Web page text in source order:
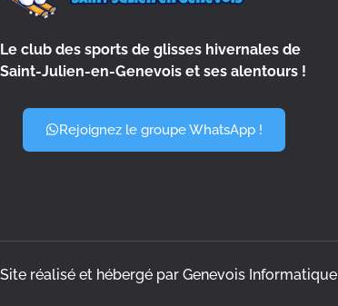
Le club des sports de glisses hivernales de
Saint-Julien-en-Genevois et ses alentours !
Rejoignez le groupe WhatsApp !
Site réalisé et hébergé par Genevois Informatique